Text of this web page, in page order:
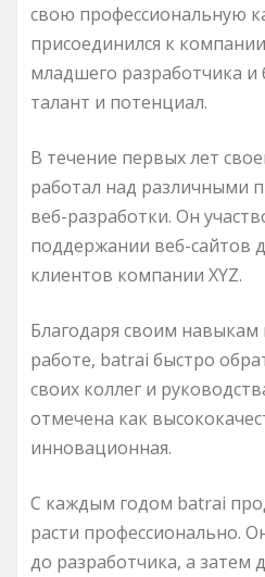
свою профессиональную
присоединился к
младшего разработчика и
талант и потенциал.
В течение первых лет
работал над различными
веб-разработки. Он
поддержании веб-сайтов
клиентов компании XYZ.
Благодаря своим навыкам
работе, batrai быстро
своих коллег и
отмечена как
инновационная.
С каждым годом batrai
расти профессионально.
до разработчика, а затем